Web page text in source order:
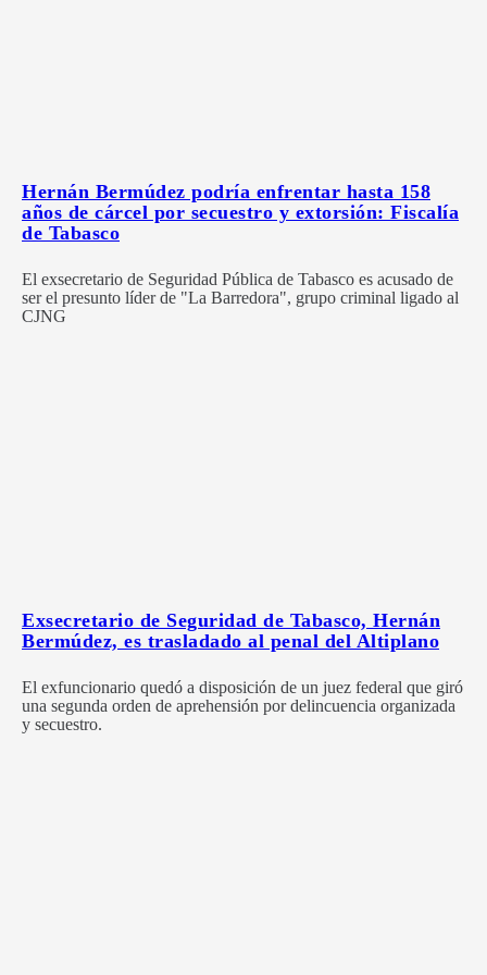
Hernán Bermúdez podría enfrentar hasta 158
años de cárcel por secuestro y extorsión: Fiscalía
de Tabasco
El exsecretario de Seguridad Pública de Tabasco es acusado de
ser el presunto líder de "La Barredora", grupo criminal ligado al
CJNG
Exsecretario de Seguridad de Tabasco, Hernán
Bermúdez, es trasladado al penal del Altiplano
El exfuncionario quedó a disposición de un juez federal que giró
una segunda orden de aprehensión por delincuencia organizada
y secuestro.